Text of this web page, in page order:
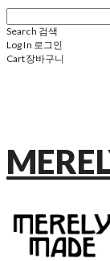
Search 검색
Log In 로그인
Cart장바구니